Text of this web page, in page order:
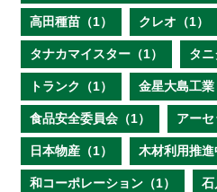
高田種苗（1） クレオ（1）
タナカマイスター（1） タニ
トランク（1） 金星大島工業
食品安全委員会（1） アーセ
日本物産（1） 木材利用推進
和コーポレーション（1） 石